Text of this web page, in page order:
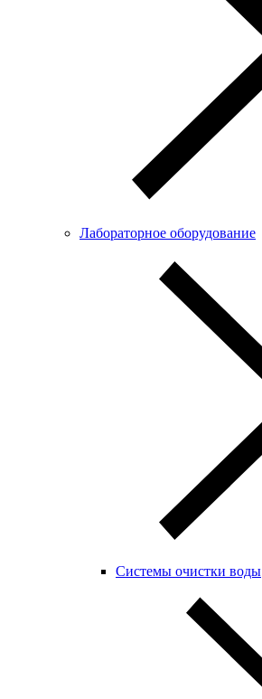
Лабораторное оборудование
Системы очистки воды